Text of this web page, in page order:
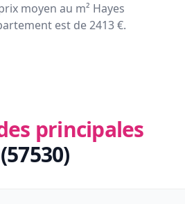
moyen au m² Hayes
est de 2413 €.
principales